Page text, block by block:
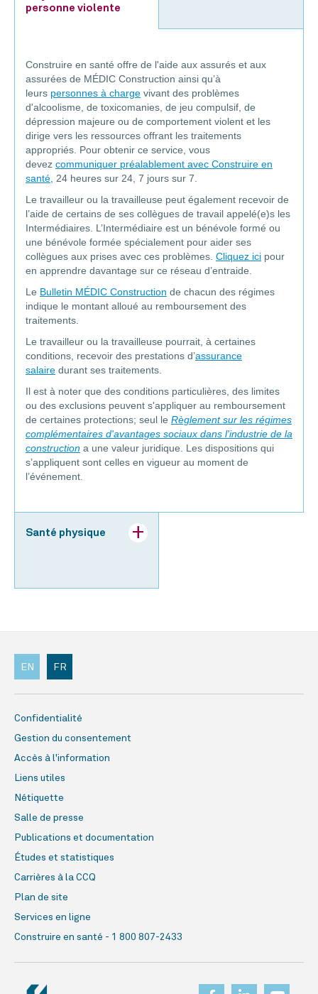
personne violente
Construire en santé offre de l'aide aux assurés et aux
assurées de MÉDIC Construction ainsi qu’à
leurs personnes à charge vivant des problèmes
d'alcoolisme, de toxicomanies, de jeu compulsif, de
dépression majeure ou de comportement violent et les
dirige vers les ressources offrant les traitements
appropriés. Pour obtenir ce service, vous
devez communiquer préalablement avec Construire en
santé , 24 heures sur 24, 7 jours sur 7.
Le travailleur ou la travailleuse peut également recevoir de
l’aide de certains de ses collègues de travail appelé(e)s les
Intermédiaires. L’Intermédiaire est un bénévole formé ou
une bénévole formée spécialement pour aider ses
collègues aux prises avec ces problèmes. Cliquez ici pour
en apprendre davantage sur ce réseau d’entraide.
Le Bulletin MÉDIC Construction de chacun des régimes
indique le montant alloué au remboursement des
traitements.
Le travailleur ou la travailleuse pourrait, à certaines
conditions, recevoir des prestations d’assurance
salaire durant ses traitements.
Il est à noter que des conditions particulières, des limites
ou des exclusions peuvent s'appliquer au remboursement
de certaines protections; seul le Règlement sur les régimes
complémentaires d'avantages sociaux dans l'industrie de la
construction a une valeur juridique. Les dispositions qui
s’appliquent sont celles en vigueur au moment de
l’événement.
Santé physique
Confidentialité
Gestion du consentement
Accès à l'information
Liens utiles
Nétiquette
Salle de presse
Publications et documentation
Études et statistiques
Carrières à la CCQ
Plan de site
Services en ligne
Construire en santé - 1 800 807-2433
EN FR